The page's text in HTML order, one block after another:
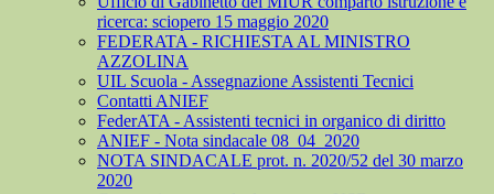
ricerca: sciopero 15 maggio 2020
FEDERATA - RICHIESTA AL MINISTRO
AZZOLINA
UIL Scuola - Assegnazione Assistenti Tecnici
Contatti ANIEF
FederATA - Assistenti tecnici in organico di diritto
ANIEF - Nota sindacale 08_04_2020
NOTA SINDACALE prot. n. 2020/52 del 30 marzo
2020